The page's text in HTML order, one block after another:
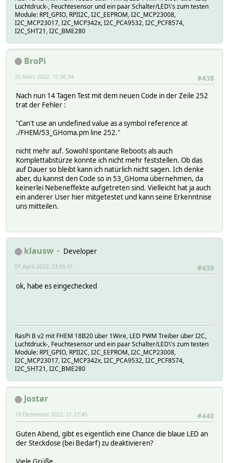
Luchtdruck-, Feuchtesensor und ein paar Schalter/LED\'s zum testen
Module: RPI_GPIO, RPII2C, I2C_EEPROM, I2C_MCP23008,
I2C_MCP23017, I2C_MCP342x, I2C_PCA9532, I2C_PCF8574,
I2C_SHT21, I2C_BME280
BroPi
#438
25 März 2022, 15:36:34
Nach nun 14 Tagen Test mit dem neuen Code in der Zeile 252
trat der Fehler :
"Can't use an undefined value as a symbol reference at
./FHEM/53_GHoma.pm line 252."
nicht mehr auf. Sowohl spontane Reboots als auch
Komplettabstürze konnte ich nicht mehr feststellen. Ob das
auf Dauer so bleibt kann ich natürlich nicht sagen. Ich denke
aber, du kannst den Code so in 53_GHoma übernehmen, da
keinerlei Nebeneffekte aufgetreten sind. Vielleicht hat ja auch
ein anderer User hier mitgetestet und kann seine Erkenntnise
uns mitteilen.
klausw
Developer
#439
01 April 2022, 23:55:31
ok, habe es eingechecked
RasPi B v2 mit FHEM 18B20 über 1Wire, LED PWM Treiber über I2C,
Luchtdruck-, Feuchtesensor und ein paar Schalter/LED\'s zum testen
Module: RPI_GPIO, RPII2C, I2C_EEPROM, I2C_MCP23008,
I2C_MCP23017, I2C_MCP342x, I2C_PCA9532, I2C_PCF8574,
I2C_SHT21, I2C_BME280
Jostar
#440
19 Dezember 2022, 21:27:45
Guten Abend, gibt es eigentlich eine Chance die blaue LED an
der Steckdose (bei Bedarf) zu deaktivieren?